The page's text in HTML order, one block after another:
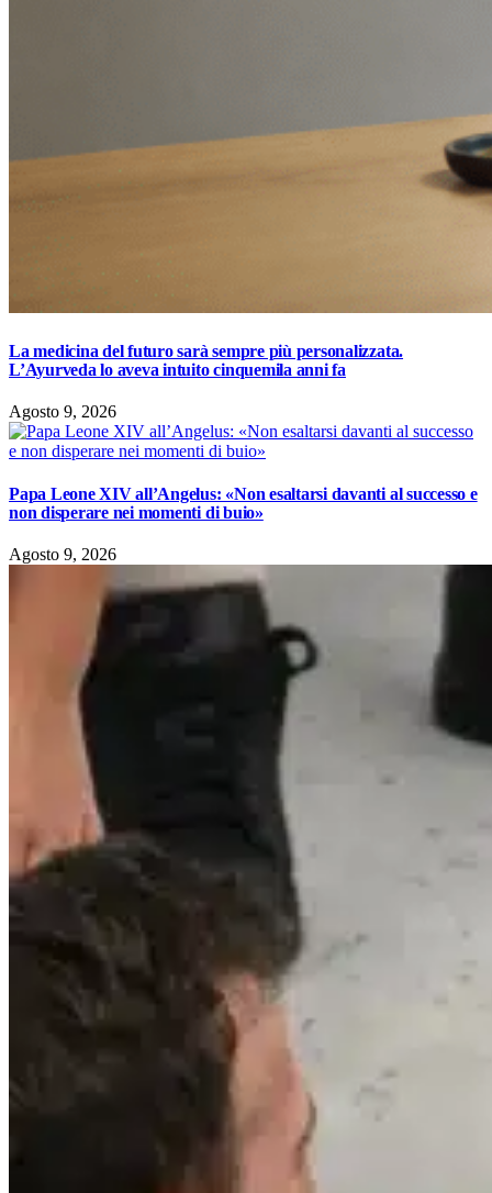
La medicina del futuro sarà sempre più personalizzata.
L’Ayurveda lo aveva intuito cinquemila anni fa
Agosto 9, 2026
Papa Leone XIV all’Angelus: «Non esaltarsi davanti al successo e
non disperare nei momenti di buio»
Agosto 9, 2026